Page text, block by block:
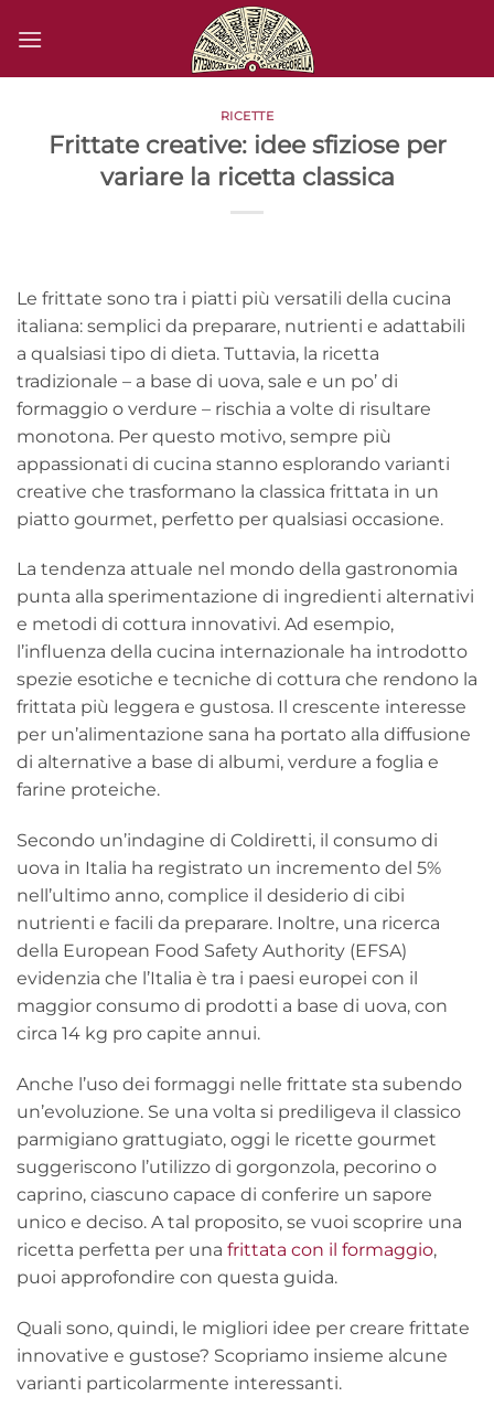
RICETTE
Frittate creative: idee sfiziose per
variare la ricetta classica
Le frittate sono tra i piatti più versatili della cucina
italiana: semplici da preparare, nutrienti e adattabili
a qualsiasi tipo di dieta. Tuttavia, la ricetta
tradizionale – a base di uova, sale e un po’ di
formaggio o verdure – rischia a volte di risultare
monotona. Per questo motivo, sempre più
appassionati di cucina stanno esplorando varianti
creative che trasformano la classica frittata in un
piatto gourmet, perfetto per qualsiasi occasione.
La tendenza attuale nel mondo della gastronomia
punta alla sperimentazione di ingredienti alternativi
e metodi di cottura innovativi. Ad esempio,
l’influenza della cucina internazionale ha introdotto
spezie esotiche e tecniche di cottura che rendono la
frittata più leggera e gustosa. Il crescente interesse
per un’alimentazione sana ha portato alla diffusione
di alternative a base di albumi, verdure a foglia e
farine proteiche.
Secondo un’indagine di Coldiretti, il consumo di
uova in Italia ha registrato un incremento del 5%
nell’ultimo anno, complice il desiderio di cibi
nutrienti e facili da preparare. Inoltre, una ricerca
della European Food Safety Authority (EFSA)
evidenzia che l’Italia è tra i paesi europei con il
maggior consumo di prodotti a base di uova, con
circa 14 kg pro capite annui.
Anche l’uso dei formaggi nelle frittate sta subendo
un’evoluzione. Se una volta si prediligeva il classico
parmigiano grattugiato, oggi le ricette gourmet
suggeriscono l’utilizzo di gorgonzola, pecorino o
caprino, ciascuno capace di conferire un sapore
unico e deciso. A tal proposito, se vuoi scoprire una
ricetta perfetta per una frittata con il formaggio,
puoi approfondire con questa guida.
Quali sono, quindi, le migliori idee per creare frittate
innovative e gustose? Scopriamo insieme alcune
varianti particolarmente interessanti.